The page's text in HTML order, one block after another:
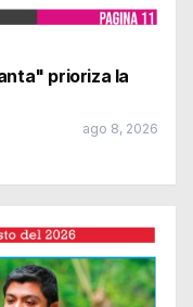
prioriza la
ago 8, 2026